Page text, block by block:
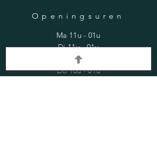
Openingsuren
Ma 11u - 01u
Di 11u - 01u
Woe 11u - 01u
Do 10u - 01u